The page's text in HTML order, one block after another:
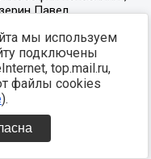
мы используем
подключены
top.mail.ru,
файлы cookies
).